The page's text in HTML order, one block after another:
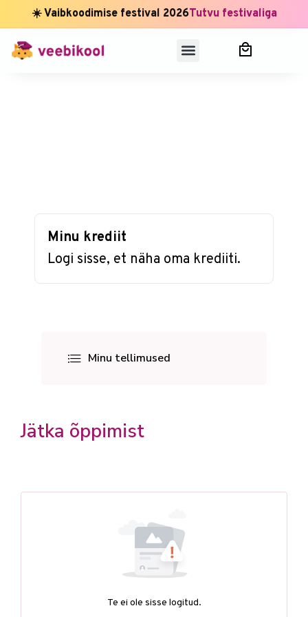
☀️ Vaibkoodimise festival 2026Tutvu festivaliga
Minu krediit
Logi sisse, et näha oma krediiti.
Minu tellimused
Jätka õppimist
Te ei ole sisse logitud.